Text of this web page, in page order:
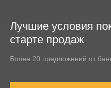
Лучшие условия
старте продаж
Более 20 предложений от